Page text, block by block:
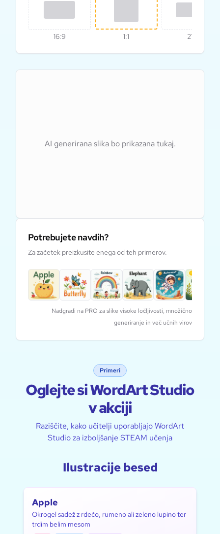
16:9 1:1 21:9
AI generirana slika bo prikazana tukaj.
Potrebujete navdih?
Za začetek preizkusite enega od teh primerov.
Nadgradi na PRO za slike visoke ločljivosti, množično
generiranje in več učnih virov
Primeri
Oglejte si WordArt Studio
v akciji
Raziščite, kako učitelji uporabljajo WordArt
Studio za izboljšanje STEAM učenja
Ilustracije besed
Apple
Okrogel sadež z rdečo, rumeno ali zeleno lupino ter
trdim belim mesom